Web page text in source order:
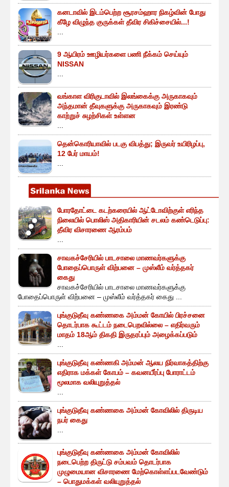
கனடாவில் இடம்பெற்ற சூரசம்ஹார நிகழ்வின் போது
கீழே விழுந்த குருக்கள் தீவிர சிகிச்சையில்...!
9 ஆயிரம் ஊழியர்களை பணி நீக்கம் செய்யும்
NISSAN
வங்காள விரிகுடாவில் இலங்கைக்கு அருகாகவும்
அந்தமான் தீவுகளுக்கு அருகாகவும் இரண்டு
காற்றுச் சுழற்சிகள் உள்ளன
தென்கொரியாவில் படகு விபத்து; இருவர் உயிரிழப்பு,
12 பேர் மாயம்!
போரதோட்டை கடற்கரையில் ஆட்டோவிற்குள் எரிந்த
நிலையில் பொலிஸ் அதிகாரியின் சடலம் கண்டெடுப்பு:
தீவிர விசாரணை ஆரம்பம்
சாவகச்சேரியில் பாடசாலை மாணவர்களுக்கு
போதைப்பொருள் விற்பனை – முஸ்லீம் வர்த்தகர்
கைது
சாவகச்சேரியில் பாடசாலை மாணவர்களுக்கு
போதைப்பொருள் விற்பனை – முஸ்லீம் வர்த்தகர் கைது ...
புங்குடுதீவு கண்ணகை அம்மன் கோயில் பிரச்சனை
தொடர்பாக கூட்டம் நடைபெறவில்லை – எதிர்வரும்
மாதம் 18ஆம் திகதி இருதரப்பும் அழைக்கப்படும்
புங்குடுதீவு கண்ணகி அம்மன் ஆலய நிர்வாகத்திற்கு
எதிராக மக்கள் கோபம் – கவனயீர்ப்பு போராட்டம்
மூலமாக வலியுறுத்தல்
புங்குடுதீவு கண்ணகை அம்மன் கோவிலில் திருடிய
நபர் கைது
புங்குடுதீவு கண்ணகை அம்மன் கோவிலில்
நடைபெற்ற திருட்டு சம்பவம் தொடர்பாக
முழுமையான விசாரணை மேற்கொள்ளப்படவேண்டும்
– பொதுமக்கள் வலியுறுத்தல்